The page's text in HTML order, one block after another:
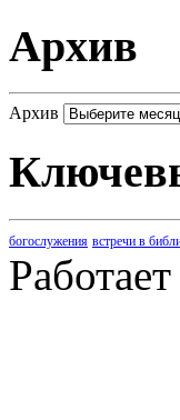
Архив
Архив
богослужения встречи в